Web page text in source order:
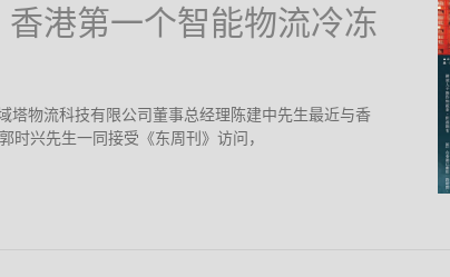
香港第一个智能物流冷冻
塔物流科技有限公司董事总经理陈建中先生最近与香
时兴先生一同接受《东周刊》访问，